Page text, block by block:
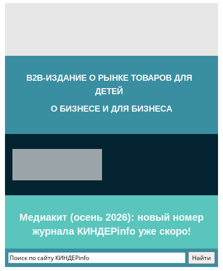
B2B-ИЗДАНИЕ О РЫНКЕ ТОВАРОВ ДЛЯ
ДЕТЕЙ
О БИЗНЕСЕ И ДЛЯ БИЗНЕСА
Медиакит (осень 2026): новый номер
журнала КИНДЕРinfo уже скоро!